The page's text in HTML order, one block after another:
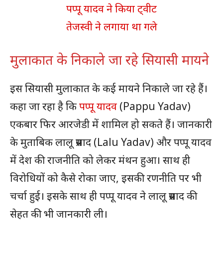
पप्पू यादव ने किया ट्वीट
तेजस्वी ने लगाया था गले
मुलाकात के निकाले जा रहे सियासी मायने
इस सियासी मुलाकात के कई मायने निकाले जा रहे हैं।
कहा जा रहा है किपप्पू यादव (Pappu Yadav)
एकबार फिर आरजेडी में शामिल हो सकते हैं। जानकारी
के मुताबिक लालू प्रसाद (Lalu Yadav) और पप्पू यादव
में देश की राजनीति को लेकर मंथन हुआ। साथ ही
विरोधियों को कैसे रोका जाए, इसकी रणनीति पर भी
चर्चा हुई। इसके साथ ही पप्पू यादव ने लालू प्रसाद की
सेहत की भी जानकारी ली।